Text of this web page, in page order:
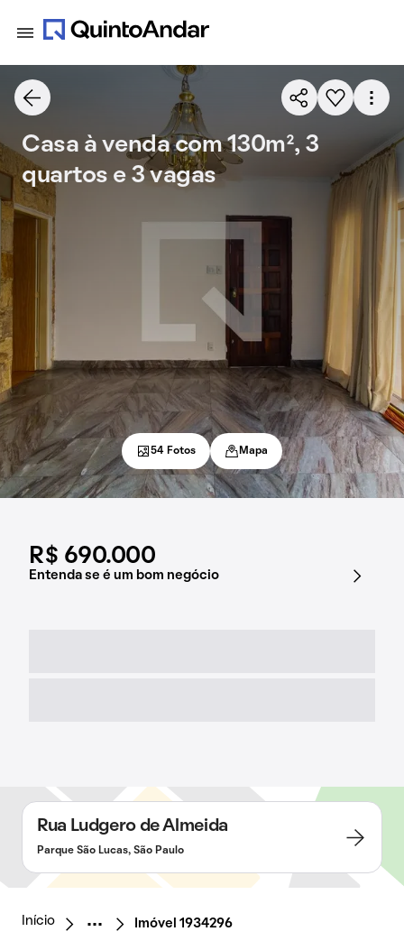
R$ 690.000
Entenda se é um bom negócio
Casa à venda com 130m², 3
quartos e 3 vagas
54 Fotos Mapa
Rua Ludgero de Almeida
Parque São Lucas, São Paulo
Início Imóvel 1934296